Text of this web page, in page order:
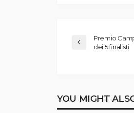
Premio
dei 5 finalisti
YOU MIGHT